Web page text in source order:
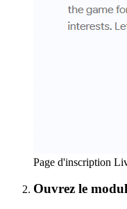
Page d'inscription
Ouvrez le